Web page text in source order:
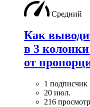
Средний
Как
в 3
от
1 подписчик
20 июл.
216